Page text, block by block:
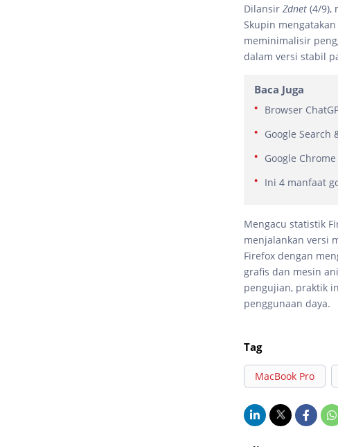
Dilansir Zdnet (4/9),
Skupin
meminimalisir
dalam versi stabil
Baca Juga
Browser
Google Search
Google
Ini 4 manfaat
Mengacu statistik
menjalankan versi
Firefox dengan
grafis dan mesin
pengujian, praktik
penggunaan daya.
Tag
MacBook Pro